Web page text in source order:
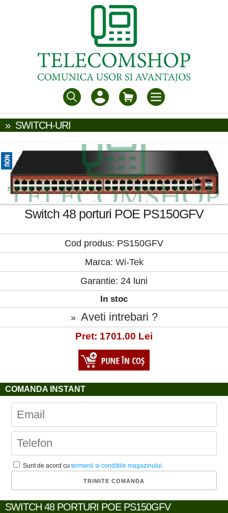
» SWITCH-URI
Switch 48 porturi POE PS150GFV
Cod produs: PS150GFV
Marca: Wi-Tek
Garantie: 24 luni
In stoc
» Aveti intrebari ?
Pret: 1701.00 Lei
COMANDA INSTANT
Sunt de acord cutermenii si conditiile magazinului
SWITCH 48 PORTURI POE PS150GFV